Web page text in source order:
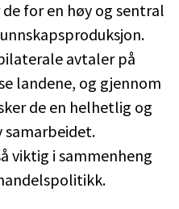
for en høy og sentral
avtaler på
landene, og gjennom
de en helhetlig og
viktig i sammenheng